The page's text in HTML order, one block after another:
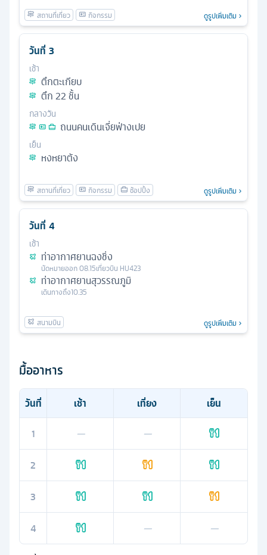
ดูรูปเพิ่มเติม
วันที่ 3
เช้า
ตึกตะเกียบ
ตึก 22 ชั้น
กลางวัน
ถนนคนเดินเจี่ยฟ่างเปย
เย็น
หงหยาต้ง
ดูรูปเพิ่มเติม
วันที่ 4
เช้า
ท่าอากาศยานฉงชิ่ง
นัดหมายออก08.15เที่ยวบิน HU423
ท่าอากาศยานสุวรรณภูมิ
เดินทางถึง10.35
ดูรูปเพิ่มเติม
มื้ออาหาร
วันที่ เช้า เที่ยง
เย็น
1
— —
2
3
4 — —